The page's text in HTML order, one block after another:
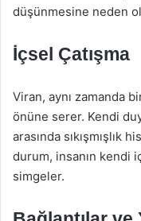
düşünmesine neden
İçsel Çatışma
Viran, aynı zamanda
önüne serer. Kendi
arasında sıkışmışlık
durum, insanın kendi
simgeler.